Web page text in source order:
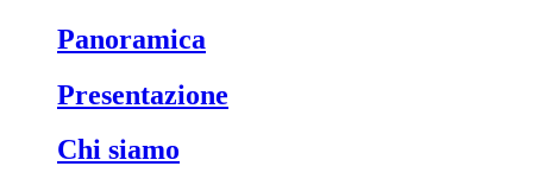
Panoramica
Presentazione
Chi siamo